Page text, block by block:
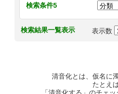
検索条件5
検索結果一覧表示 表示数
清音化とは、仮名に
たとえ